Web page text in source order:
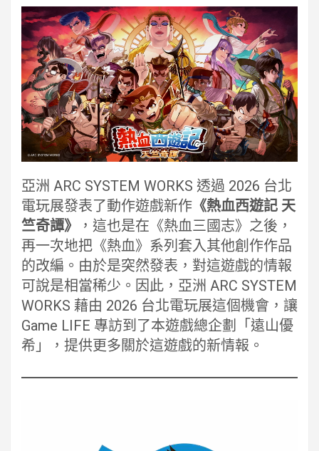
亞洲 ARC SYSTEM WORKS 透過 2026 台北
電玩展發表了動作遊戲新作 《熱血西遊記 天
竺奇譚》
，這也是在《熱血三國志》之後，
再一次地把《熱血》系列套入其他創作作品
的改編。由於是突然發表，對這遊戲的情報
可說是相當稀少。因此，亞洲 ARC SYSTEM
WORKS 藉由 2026 台北電玩展這個機會，讓
Game LIFE 專訪到了本遊戲總企劃「遠山優
希」，提供更多關於這遊戲的新情報。